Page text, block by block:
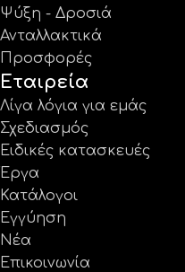
Ψύξη - Δροσιά
Ανταλλακτικά
Προσφορές
Εταιρεία
Λίγα λόγια για εμάς
Σχεδιασμός
Ειδικές κατασκευές
Έργα
Κατάλογοι
Εγγύηση
Νέα
Επικοινωνία